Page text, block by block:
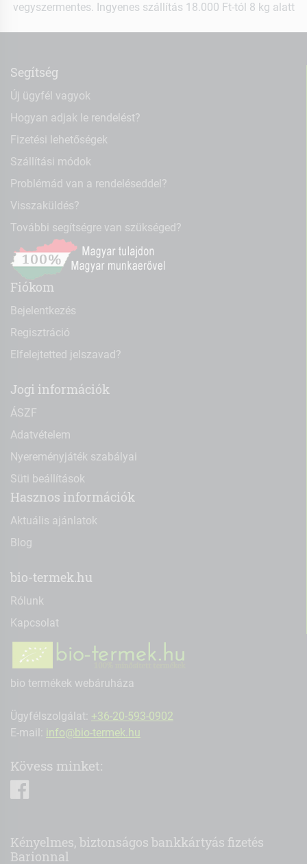
vegyszermentes. Ingyenes szállítás 18.000 Ft-tól 8 kg alatt
Segítség
Új ügyfél vagyok
Hogyan adjak le rendelést?
Fizetési lehetőségek
Szállítási módok
Problémád van a rendeléseddel?
Visszaküldés?
További segítségre van szükséged?
Fiókom
Bejelentkezés
Regisztráció
Elfelejtetted jelszavad?
Jogi információk
ÁSZF
Adatvételem
Nyereményjáték szabályai
Süti beállítások
Hasznos információk
Aktuális ajánlatok
Blog
bio-termek.hu
Rólunk
Kapcsolat
bio termékek webáruháza
Ügyfélszolgálat: +36-20-593-0902
E-mail: info@bio-termek.hu
Kövess minket:
Kényelmes, biztonságos bankkártyás fizetés
Barionnal